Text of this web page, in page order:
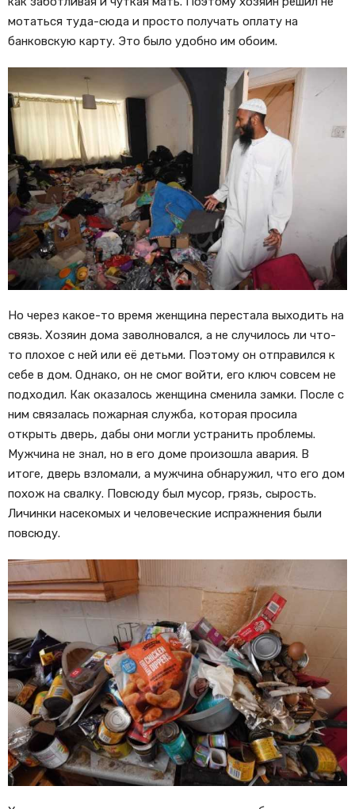
мотаться туда-сюда и просто получать оплату на
банковскую карту. Это было удобно им обоим.
Но через какое-то время женщина перестала выходить на
связь. Хозяин дома заволновался, а не случилось ли что-
то плохое с ней или её детьми. Поэтому он отправился к
себе в дом. Однако, он не смог войти, его ключ совсем не
подходил. Как оказалось женщина сменила замки. После с
ним связалась пожарная служба, которая просила
открыть дверь, дабы они могли устранить проблемы.
Мужчина не знал, но в его доме произошла авария. В
итоге, дверь взломали, а мужчина обнаружил, что его дом
похож на свалку. Повсюду был мусор, грязь, сырость.
Личинки насекомых и человеческие испражнения были
повсюду.